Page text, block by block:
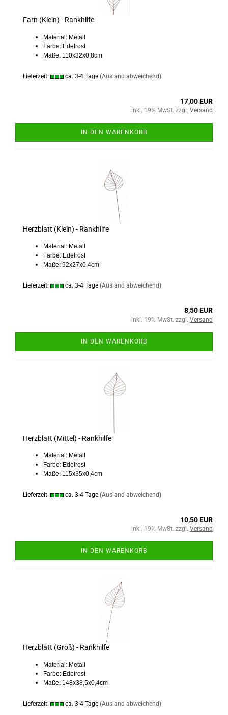
Farn (Klein) - Rankhilfe
Material: Metall
Farbe: Edelrost
Maße: 110x32x0,8cm
Lieferzeit: ca. 3-4 Tage (Ausland abweichend)
17,00 EUR
inkl. 19% MwSt. zzgl. Versand
IN DEN WARENKORB
Herzblatt (Klein) - Rankhilfe
Material: Metall
Farbe: Edelrost
Maße: 92x27x0,4cm
Lieferzeit: ca. 3-4 Tage (Ausland abweichend)
8,50 EUR
inkl. 19% MwSt. zzgl. Versand
IN DEN WARENKORB
Herzblatt (Mittel) - Rankhilfe
Material: Metall
Farbe: Edelrost
Maße: 115x35x0,4cm
Lieferzeit: ca. 3-4 Tage (Ausland abweichend)
10,50 EUR
inkl. 19% MwSt. zzgl. Versand
IN DEN WARENKORB
Herzblatt (Groß) - Rankhilfe
Material: Metall
Farbe: Edelrost
Maße: 148x38,5x0,4cm
Lieferzeit: ca. 3-4 Tage (Ausland abweichend)